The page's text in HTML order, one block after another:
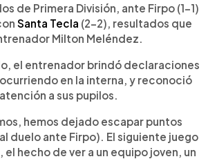
de Primera División, ante Firpo (1-1)
Santa Tecla (2-2), resultados que
Milton Meléndez.
el entrenador brindó declaraciones
en la interna, y reconoció
a sus pupilos.
hemos dejado escapar puntos
duelo ante Firpo). El siguiente juego
hecho de ver a un equipo joven, un